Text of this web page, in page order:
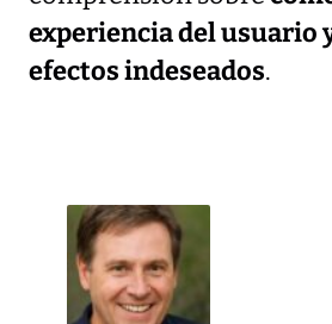
experiencia del usuario
efectos indeseados.